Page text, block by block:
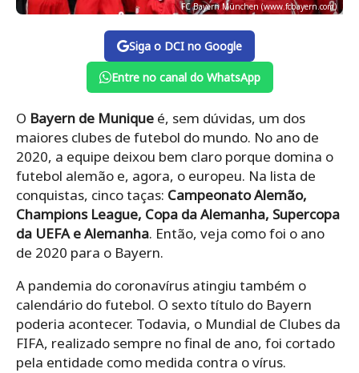
FC Bayern München (www.fcbayern.com)
Siga o DCI no Google
Entre no canal do WhatsApp
O Bayern de Munique é, sem dúvidas, um dos
maiores clubes de futebol do mundo. No ano de
2020, a equipe deixou bem claro porque domina o
futebol alemão e, agora, o europeu. Na lista de
conquistas, cinco taças: Campeonato Alemão,
Champions League, Copa da Alemanha, Supercopa
da UEFA e Alemanha. Então, veja como foi o ano
de 2020 para o Bayern.
A pandemia do coronavírus atingiu também o
calendário do futebol. O sexto título do Bayern
poderia acontecer. Todavia, o Mundial de Clubes da
FIFA, realizado sempre no final de ano, foi cortado
pela entidade como medida contra o vírus.